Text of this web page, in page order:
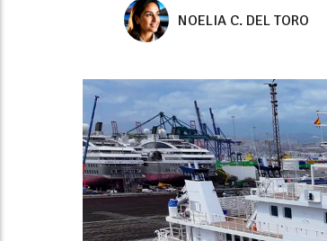
NOELIA C. DEL TORO